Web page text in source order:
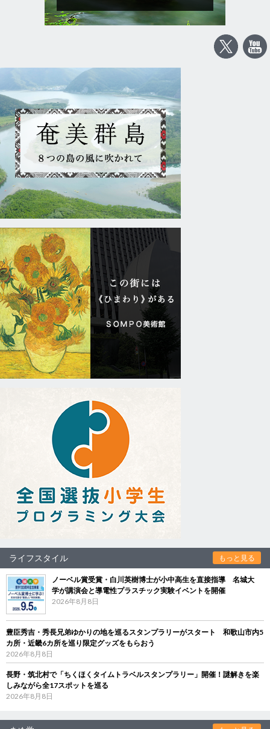
ライフスタイル もっと見る
ノーベル賞受賞・白川英樹博士が小中高生を直接指導 名城大
学が講演会と導電性プラスチック実験イベントを開催
2026年8月8日
豊臣秀吉・秀長兄弟ゆかりの地を巡るスタンプラリーがスタート 和歌山市内5
カ所・近畿6カ所を巡り限定グッズをもらおう
2026年8月8日
長野・筑北村で「ちくほくタイムトラベルスタンプラリー」開催！謎解きを楽
しみながら全17スポットを巡る
2026年8月8日